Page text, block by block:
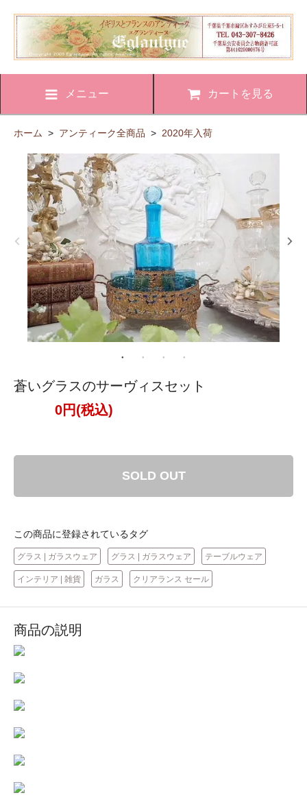
メニュー カートを見る
ホーム > アンティーク全商品 > 2020年入荷
蒼いグラスのサーヴィスセット
0円(税込)
SOLD OUT
この商品に登録されているタグ
グラス | ガラスウェア グラス | ガラスウェア テーブルウェア
インテリア | 雑貨 ガラス クリアランス セール
商品の説明